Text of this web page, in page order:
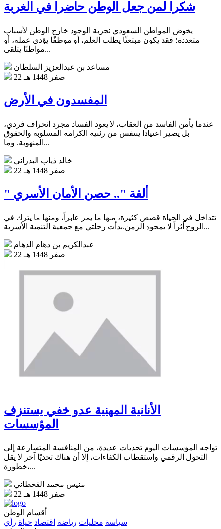
شكرا لمن جعل الوطن حاضرا في الغربة
يخوض المواطن السعودي تجربة الوجود خارج الوطن لأسباب
متعددة؛ فقد يكون مبتعثًا يطلب العلم، أو موظفًا يؤدي عمله، أو
مواطنًا يتلقى...
مساعد بن عبدالعزيز السلطان
22 صفر 1448 هـ
المفسدون في الأرض
عندما يأمن الفاسد من العقاب، لا يعود الفساد مجرد انحراف فردي،
بل يصير اعتيادا يتنفس من رئتيه الكرامة المسلوبة والحقوق
المنهوبة. وما...
خالد ذياب البدراني
22 صفر 1448 هـ
" ألفة ".. حصن الأمان الأسري
تتداخل في الحياة قصص كثيرة، منها ما يمر عابراً، ومنها ما يترك في
الروح أثراً لا يمحوه الزمن.بدأت رحلتي مع جمعية التنمية الأسرية...
عبدالكريم بن دهام الدهام
22 صفر 1448 هـ
الأنانية المهنية عدو خفي يستنزف
المؤسسات
تواجه المؤسسات اليوم تحديات عديدة، من المنافسة المتسارعة إلى
التحول الرقمي واستقطاب الكفاءات، إلا أن هناك تحديًا آخر لا يقل
خطورة،...
منيس محمد القحطاني
22 صفر 1448 هـ
أقسام الوطن
سياسة محليات رياضة اقتصاد حياة رأي